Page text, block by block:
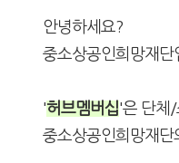
안녕하세요?
중소상공인희망재단
'허브멤버십'은 단체/
중소상공인희망재단